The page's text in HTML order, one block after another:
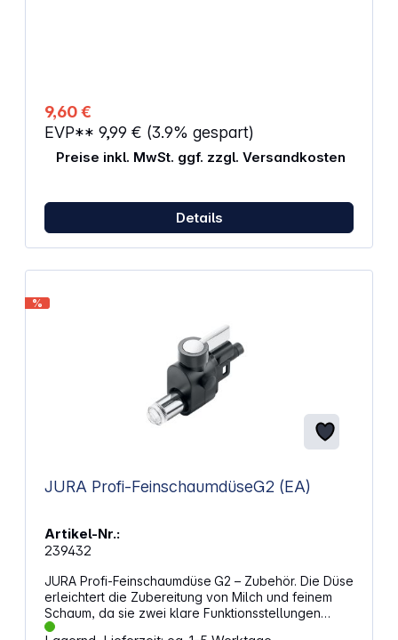
ermöglicht sauberes Arbeiten dank der stabilen
Kunststoffkonstruktion geeignet für häufigen Einsatz,
da beide Teile spülmaschinenfest sind lässt sich mit
einem Handgriff öffnen, wodurch die Reinigung
schneller geht praktisches 2er-Set Kompatibel mit:
S8 (EB)
9,60 €
EVP** 9,99 € (3.9% gespart)
Preise inkl. MwSt. ggf. zzgl. Versandkosten
Details
%
JURA Profi-FeinschaumdüseG2 (EA)
Artikel-Nr.:
239432
JURA Profi‑Feinschaumdüse G2 – Zubehör. Die Düse
erleichtert die Zubereitung von Milch und feinem
Schaum, da sie zwei klare Funktionsstellungen
bietet und durch den auswechselbaren Auslauf zur